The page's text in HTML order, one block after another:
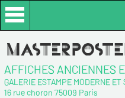
AFFICHES ANCIENNES
GALERIE ESTAMPE MODERNE ET
16 rue choron 75009 Paris